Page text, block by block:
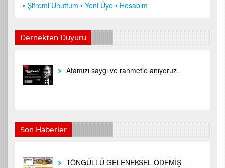
• Şifremi Unuttum • Yeni Üye • Hesabım
Dernekten Duyuru
Atamızı saygı ve rahmetle anıyoruz.
Son Haberler
TÖNGÜLLÜ GELENEKSEL ÖDEMİŞ